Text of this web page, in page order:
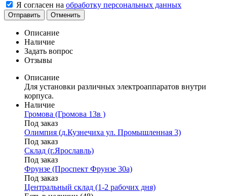
Я согласен на обработку персональных данных
Отправить Отменить
Описание
Наличие
Задать вопрос
Отзывы
Описание
Для установки различных электроаппаратов внутри
корпуса.
Наличие
Громова (Громова 13в )
Под заказ
Олимпия (д.Кузнечиха ул. Промышленная 3)
Под заказ
Склад (г.Ярославль)
Под заказ
Фрунзе (Проспект Фрунзе 30а)
Под заказ
Центральный склад (1-2 рабочих дня)